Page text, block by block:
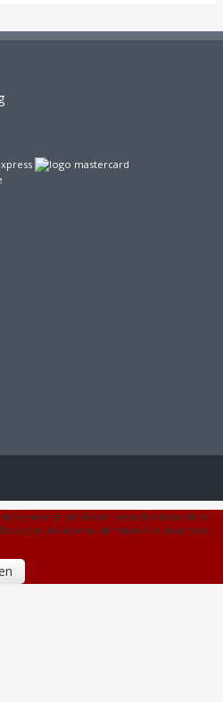
Sie weiter auf dieser Seite bleiben ohne
zu ändern, stimmen Sie zu unsere